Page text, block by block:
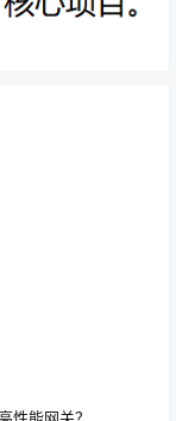
量
）
序，良好的响
高效率地利用
适合在后台运